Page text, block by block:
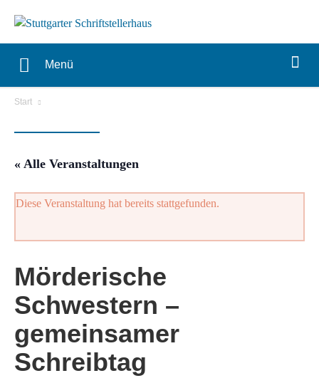
Menü
Start
« Alle Veranstaltungen
Diese Veranstaltung hat bereits stattgefunden.
Mörderische
Schwestern –
gemeinsamer
Schreibtag